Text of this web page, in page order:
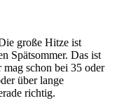
große Hitze ist
Spätsommer. Das ist
mag schon bei 35 oder
über lange
richtig.